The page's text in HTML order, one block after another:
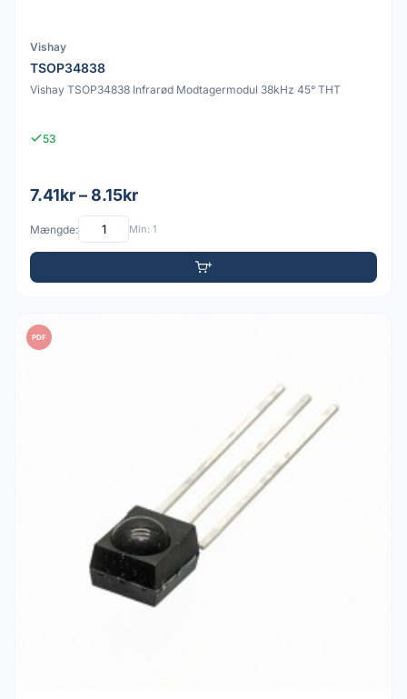
Vishay
TSOP34838
Vishay TSOP34838 Infrarød Modtagermodul 38kHz 45° THT
53
7.41kr – 8.15kr
Mængde: Min: 1
PDF